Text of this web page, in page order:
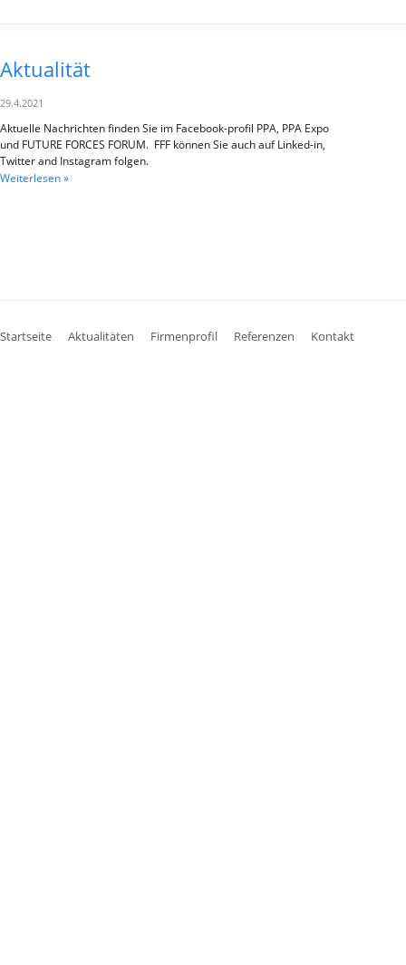
Aktualität
29.4.2021
Aktuelle Nachrichten finden Sie im Facebook-profil PPA, PPA Expo
und FUTURE FORCES FORUM. FFF können Sie auch auf Linked-in,
Twitter and Instagram folgen.
Weiterlesen »
Startseite Aktualitäten Firmenprofil Referenzen Kontakt